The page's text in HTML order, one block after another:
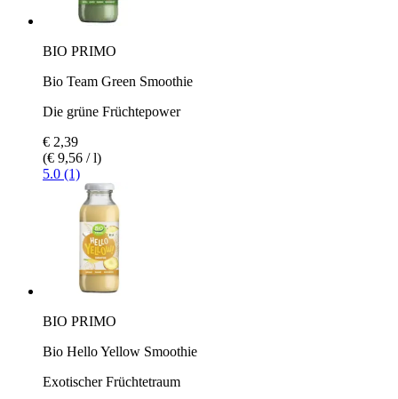
BIO PRIMO
Bio Team Green Smoothie
Die grüne Früchtepower
€ 2,39
(€ 9,56 / l)
5.0 (1)
BIO PRIMO
Bio Hello Yellow Smoothie
Exotischer Früchtetraum